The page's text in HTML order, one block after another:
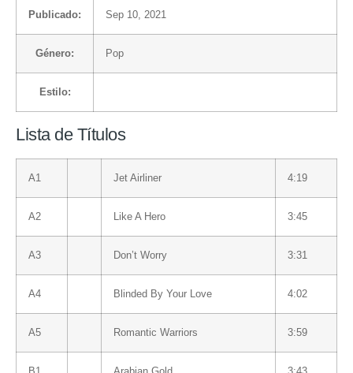
Publicado: Sep 10, 2021
Género: Pop
Estilo:
Lista de Títulos
A1 Jet Airliner 4:19
A2 Like A Hero 3:45
A3 Don’t Worry 3:31
A4 Blinded By Your Love 4:02
A5 Romantic Warriors 3:59